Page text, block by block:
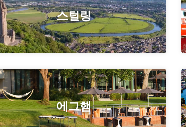
스털링
에그햄